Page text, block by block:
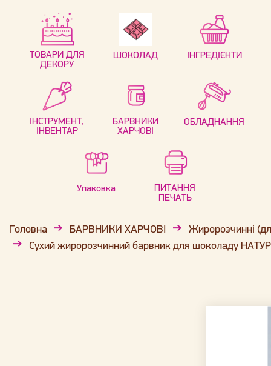
ТОВАРИ ДЛЯ
ДЕКОРУ
ШОКОЛАД ІНГРЕДІЄНТИ
ІНСТРУМЕНТ,
ІНВЕНТАР
БАРВНИКИ
ХАРЧОВІ
ОБЛАДНАННЯ
Упаковка
ПИТАННЯ
ПЕЧАТЬ
Головна БАРВНИКИ ХАРЧОВІ
Жиророзчинні
Сухий жиророзчинний барвник для шоколаду